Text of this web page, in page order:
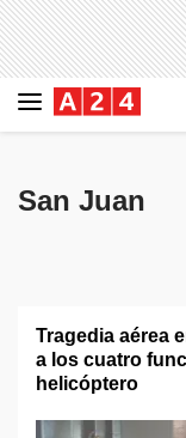
San Juan
Tragedia aérea
a los cuatro
helicóptero